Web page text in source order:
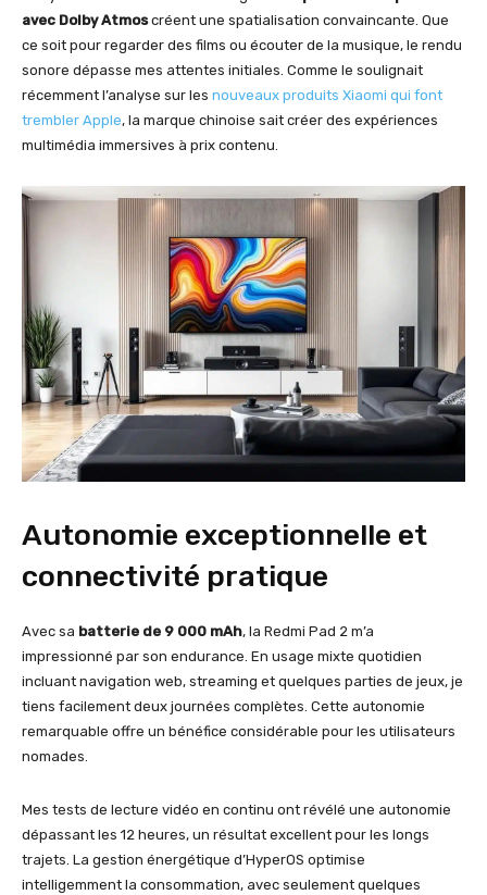
avec Dolby Atmoscréent une spatialisation convaincante. Que
ce soit pour regarder des films ou écouter de la musique, le rendu
sonore dépasse mes attentes initiales. Comme le soulignait
récemment l’analyse sur les nouveaux produits Xiaomi qui font
trembler Apple, la marque chinoise sait créer des expériences
multimédia immersives à prix contenu.
Autonomie exceptionnelle et
connectivité pratique
Avec sa batterie de 9 000 mAh, la Redmi Pad 2 m’a
impressionné par son endurance. En usage mixte quotidien
incluant navigation web, streaming et quelques parties de jeux, je
tiens facilement deux journées complètes. Cette autonomie
remarquable offre un bénéfice considérable pour les utilisateurs
nomades.
Mes tests de lecture vidéo en continu ont révélé une autonomie
dépassant les 12 heures, un résultat excellent pour les longs
trajets. La gestion énergétique d’HyperOS optimise
intelligemment la consommation, avec seulement quelques